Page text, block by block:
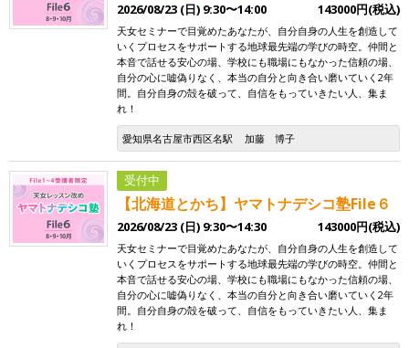
2026/08/23 (日) 9:30〜14:00 143000円(税込)
天女セミナーで目覚めたあなたが、自分自身の人生を創造して
いくプロセスをサポートする地球最先端の学びの時空。仲間と
本音で話せる安心の場、学校にも職場にもなかった信頼の場、
自分の心に嘘偽りなく、本当の自分と向き合い磨いていく2年
間。自分自身の殻を破って、自信をもっていきたい人、集ま
れ！
愛知県名古屋市西区名駅 加藤 博子
受付中
【北海道とかち】ヤマトナデシコ塾File６
2026/08/23 (日) 9:30〜14:30 143000円(税込)
天女セミナーで目覚めたあなたが、自分自身の人生を創造して
いくプロセスをサポートする地球最先端の学びの時空。仲間と
本音で話せる安心の場、学校にも職場にもなかった信頼の場、
自分の心に嘘偽りなく、本当の自分と向き合い磨いていく2年
間。自分自身の殻を破って、自信をもっていきたい人、集ま
れ！